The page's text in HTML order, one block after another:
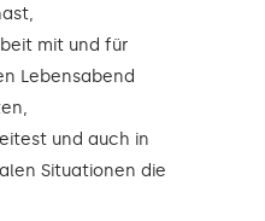
mit und für
Lebensabend
und auch in
Situationen die